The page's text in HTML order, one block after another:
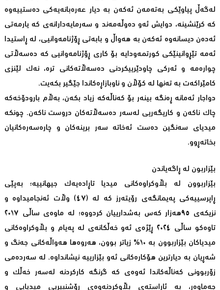
لەگەڵ پیاوێکی بەتەمەن ئەکەن بە دیار عەرەبانەیەکی دەستییەوە
کە کرێنشینە، دوایش ئەو دەوڵەمەند و سەرمایەدارانەى کە یارمەتی
ئەدەن دیسانەوە ئەکەن بە هەواڵ و بابەتى ڕۆژنامەوانیی، لە ڕاستیدا
ئەمە تێڕوانینێکى کورتمەودایە بۆ کاری ڕۆژنامەوانیی کە دەسەڵاتی
چوارەمە و ئەرکی چاودێرییکردنی دەسەڵاتەکانی ترە، نەك لێنزى
کامێراکەت بە تەنها لە کۆڵان و ناوبازاڕەکاندا جێگیر بکەیت.
دواجار ئەمانە ڕەنگە بینەر بۆ کەناڵەکە زیاد بکەن، بەڵام بارودۆخەکە
چاك ناکەن و کاریگەریی لەسەر دەسەڵاتەکان دروست ناکەن. چونکە
میدیای سەنگین دەست ئەخاتە سەر برینەکان و چارەسەرەکانیان
بخاتەڕوو.
بێزاربون لە ڕاگەیاندن
بێزاربوون لە بڵاوکراوەکانی میدیا تاڕادەیەك جیهانییە؛ بەپێى
ڕاپرسییەکی پەیمانگەى رۆیتەرز کە لە (٤٧) وڵات ئەنجامیداوە و
نزیکەى ٩٥هەزار کەس بەشدارییان کردووە؛ لە ماوەی ساڵى ٢٠١٧
تاوەکو ساڵى ٢٠٢٤ ڕێژەى ئەو خەڵکانەى لە پەیام و بڵاوکراوەکانى
میدیاکان بێزاربوون بە ١٠% زیاتر بوون، هەروەها هەواڵەکانى جەنگ و
شەڕیان بە دیارترین هۆکارەکانى ئەو بێزارییە نیشانداوە. لە سەردەمى
زۆربوونى کەناڵەکاندا ئەوەى کە گرنگە کارکردنە لەسەر خەڵك و
جەماوەر، بە ئاراستەى بڵاوکردنەوەى ڕۆشنبیریی میدیایی و